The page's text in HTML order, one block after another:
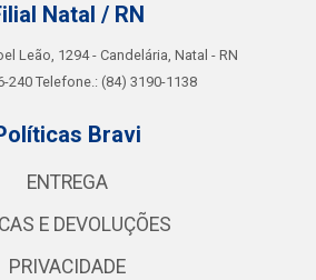
Natal / RN
Leão, 1294 - Candelária, Natal - RN
240 Telefone.: (84) 3190-1138
Bravi
ENTREGA
E DEVOLUÇÕES
PRIVACIDADE